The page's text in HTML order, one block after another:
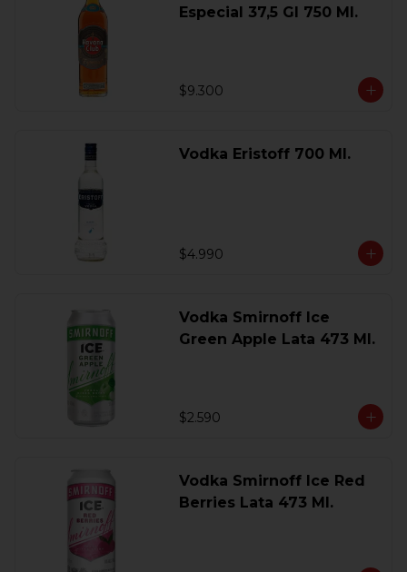
Especial 37,5 Gl 750 Ml.
$9.300
Vodka Eristoff 700 Ml.
$4.990
Vodka Smirnoff Ice
Green Apple Lata 473 Ml.
$2.590
Vodka Smirnoff Ice Red
Berries Lata 473 Ml.